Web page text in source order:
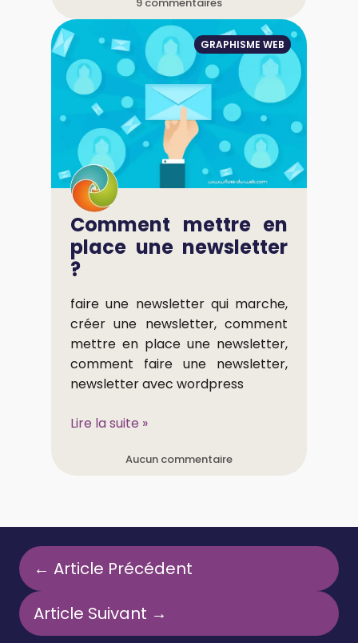
GRAPHISME WEB
Comment mettre en
place une newsletter
?
faire une newsletter qui marche,
créer une newsletter, comment
mettre en place une newsletter,
comment faire une newsletter,
newsletter avec wordpress
Lire la suite »
Aucun commentaire
← Article Précédent
Article Suivant →